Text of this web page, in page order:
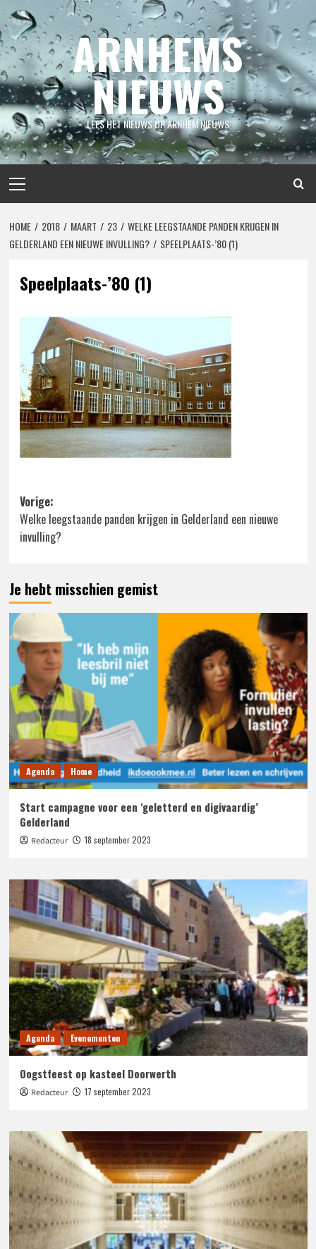
Spring
naar
inhoud
ARNHEMS
NIEUWS
LEES HET NIEUWS OP ARNHEM NIEUWS
menu
HOME 2018 MAART 23
WELKE LEEGSTAANDE PANDEN KRIJGEN IN
GELDERLAND EEN NIEUWE INVULLING?
SPEELPLAATS-’80 (1)
Speelplaats-’80 (1)
Bericht
navigatie
Vorige:
Welke leegstaande panden krijgen in Gelderland een nieuwe
invulling?
Je hebt misschien gemist
Agenda Home
Start campagne voor een ‘geletterd en digivaardig’
Gelderland
Redacteur 18 september 2023
Agenda Evenementen
Oogstfeest op kasteel Doorwerth
Redacteur 17 september 2023